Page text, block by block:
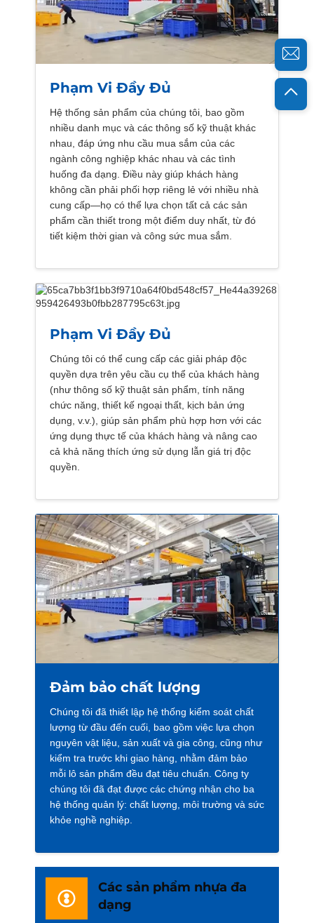
Phạm Vi Đầy Đủ
Hệ thống sản phẩm của chúng tôi, bao gồm
nhiều danh mục và các thông số kỹ thuật khác
nhau, đáp ứng nhu cầu mua sắm của các
ngành công nghiệp khác nhau và các tình
huống đa dạng. Điều này giúp khách hàng
không cần phải phối hợp riêng lẻ với nhiều nhà
cung cấp—họ có thể lựa chọn tất cả các sản
phẩm cần thiết trong một điểm duy nhất, từ đó
tiết kiệm thời gian và công sức mua sắm.
Phạm Vi Đầy Đủ
Chúng tôi có thể cung cấp các giải pháp độc
quyền dựa trên yêu cầu cụ thể của khách hàng
(như thông số kỹ thuật sản phẩm, tính năng
chức năng, thiết kế ngoại thất, kịch bản ứng
dụng, v.v.), giúp sản phẩm phù hợp hơn với các
ứng dụng thực tế của khách hàng và nâng cao
cả khả năng thích ứng sử dụng lẫn giá trị độc
quyền.
Đảm bảo chất lượng
Chúng tôi đã thiết lập hệ thống kiểm soát chất
lượng từ đầu đến cuối, bao gồm việc lựa chọn
nguyên vật liệu, sản xuất và gia công, cũng như
kiểm tra trước khi giao hàng, nhằm đảm bảo
mỗi lô sản phẩm đều đạt tiêu chuẩn. Công ty
chúng tôi đã đạt được các chứng nhận cho ba
hệ thống quản lý: chất lượng, môi trường và sức
khỏe nghề nghiệp.
Các sản phẩm nhựa đa
dạng